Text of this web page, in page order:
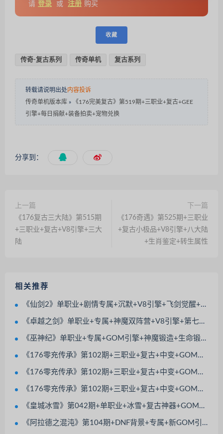
请 登录 或 注册 购买
收藏
传奇-复古系列 传奇单机 复古系列
转载请说明出处 内容投诉
传奇单机版本库 »
《176完美复古》第519期+三职业+复古+GEE
引擎+每日捐献+装备拍卖+宠物兑换
分享到：
上一篇
《176复古三大陆》第515期
+三职业+复古+V8引擎+三大
陆
下一篇
《176奇遇》第525期+三职业
+复古小极品+V8引擎+八大陆
+生肖鉴定+转生属性
相关推荐
《仙剑2》单职业+剧情专属+沉默+V8引擎+飞剑觉醒+渡劫飞升+神器觉醒+鞭尸术
《卓越之剑》单职业+专属+神魔双阵营+V8引擎+第七大陆+元神伴侣+装备强化
《巫神纪》单职业+专属+GOM引擎+神魔锻造+生命锻造+法宝觉醒
《176零充传承》第102期+三职业+复古+中变+GOM引擎+带假人+带光柱+装备分解
《176零充传承》第102期+三职业+复古+中变+GOM引擎+带假人+带光柱+装备分解
《176零充传承》第102期+三职业+复古+中变+GOM引擎+带假人+带光柱+装备分解
《皇城冰雪》第042期+单职业+冰雪+复古神器+GOM引擎+屠龙合成+战魂觉醒+太上老君
《阿拉德之混沌》第104期+DNF背景+专属+新GOM引擎+多大陆多地图+超多BOSS模型